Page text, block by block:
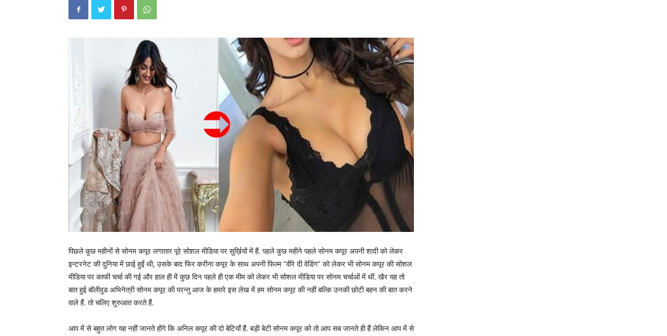
पिछले कुछ महीनों से सोनम कपूर लगातार पूरे सोशल मीडिया पर सुर्ख़ियों में हैं. पहले कुछ महीने पहले सोनम कपूर अपनी शादी को लेकर
इन्टरनेट की दुनिया में छाई हुईं थी, उसके बाद फिर करीना कपूर के साथ अपनी फिल्म “वीरे दी वेडिंग” को लेकर भी सोनम कपूर की सोशल
मीडिया पर काफी चर्चा की गई और हाल ही में कुछ दिन पहले ही एक मीम को लेकर भी सोशल मीडिया पर सोनम चर्चाओं में थीं. खैर यह तो
बात हुई बॉलीवुड अभिनेत्री सोनम कपूर की परन्तु आज के हमारे इस लेख में हम सोनम कपूर की नहीं बल्कि उनकी छोटी बहन की बात करने
वाले हैं. तो चलिए शुरुआत करते हैं.
आप में से बहुत लोग यह नहीं जानते होंगे कि अनिल कपूर की दो बेटियाँ हैं. बड़ी बेटी सोनम कपूर को तो आप सब जानते ही हैं लेकिन आप में से